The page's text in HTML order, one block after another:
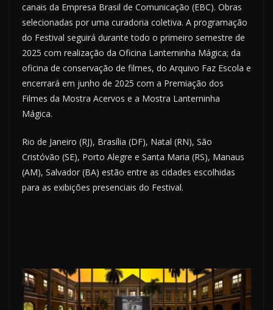
canais da Empresa Brasil de Comunicação (EBC). Obras
selecionadas por uma curadoria coletiva. A programação
do Festival seguirá durante todo o primeiro semestre de
2025 com realização da Oficina Lanterninha Mágica; da
oficina de conservação de filmes, do Arquivo Faz Escola e
encerrará em junho de 2025 com a Premiação dos
Filmes da Mostra Acervos e a Mostra Lanterninha
Mágica.
Rio de Janeiro (RJ), Brasília (DF), Natal (RN), São
Cristóvão (SE), Porto Alegre e Santa Maria (RS), Manaus
(AM), Salvador (BA) estão entre as cidades escolhidas
para as exibições presenciais do Festival.